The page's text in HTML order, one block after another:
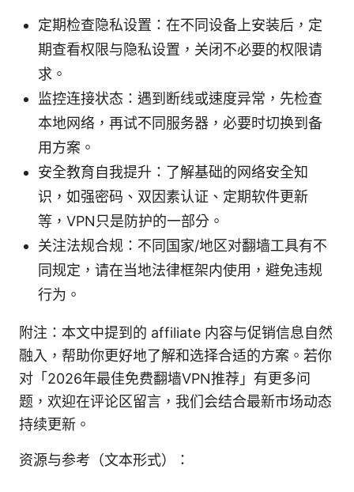
定期检查隐私设置：在不同设备上安装后，定
期查看权限与隐私设置，关闭不必要的权限请
求。
监控连接状态：遇到断线或速度异常，先检查
本地网络，再试不同服务器，必要时切换到备
用方案。
安全教育自我提升：了解基础的网络安全知
识，如强密码、双因素认证、定期软件更新
等，VPN只是防护的一部分。
关注法规合规：不同国家/地区对翻墙工具有不
同规定，请在当地法律框架内使用，避免违规
行为。
附注：本文中提到的 affiliate 内容与促销信息自然
融入，帮助你更好地了解和选择合适的方案。若你
对「2026年最佳免费翻墙VPN推荐」有更多问
题，欢迎在评论区留言，我们会结合最新市场动态
持续更新。
资源与参考（文本形式）：